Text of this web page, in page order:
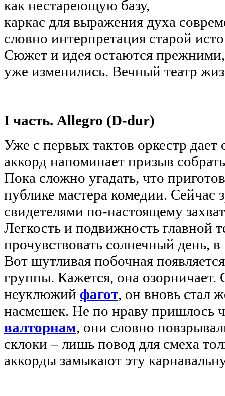
как нестареющую базу,
каркас для выражения духа
словно интерпретация старой
Сюжет и идея остаются
уже изменились. Вечный театр
I часть. Allegro (D-dur)
Уже с первых тактов оркестр дает
аккорд напоминает призыв
Пока сложно угадать, что
публике мастера комедии. Сейчас
свидетелями по-настоящему
Легкость и подвижность главной
прочувствовать солнечный день, в
Вот шутливая побочная
группы. Кажется, она
неуклюжий фагот, он вновь стал
насмешек. Не по нраву пришлось
валторнам, они словно
склоки – лишь повод для смеха
аккорды замыкают эту